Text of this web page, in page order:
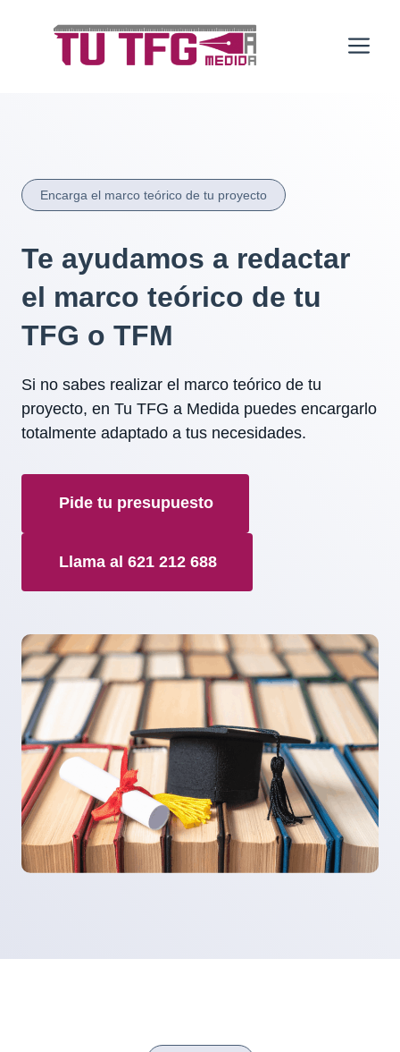
contenido
Encarga el marco teórico de tu proyecto
Te ayudamos a redactar
el marco teórico de tu
TFG o TFM
Si no sabes realizar el marco teórico de tu
proyecto, en Tu TFG a Medida puedes encargarlo
totalmente adaptado a tus necesidades.
Pide tu presupuesto
Llama al 621 212 688